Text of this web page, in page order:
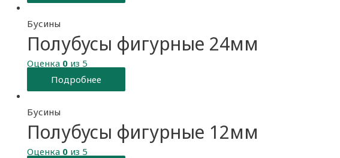
Бусины
Полубусы фигурные 24мм
Оценка 0 из 5
Подробнее
Бусины
Полубусы фигурные 12мм
Оценка 0 из 5